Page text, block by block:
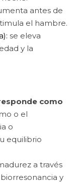
antes de
el hambre.
se eleva
y la
como
o el
o
equilibrio
a través
y